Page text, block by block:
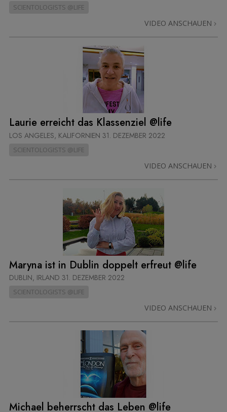
SCIENTOLOGISTS @LIFE
VIDEO ANSCHAUEN
Laurie erreicht das Klassenziel @life
LOS ANGELES, KALIFORNIEN 31. DEZEMBER 2022
SCIENTOLOGISTS @LIFE
VIDEO ANSCHAUEN
Maryna ist in Dublin doppelt erfreut @life
DUBLIN, IRLAND 31. DEZEMBER 2022
SCIENTOLOGISTS @LIFE
VIDEO ANSCHAUEN
Michael beherrscht das Leben @life